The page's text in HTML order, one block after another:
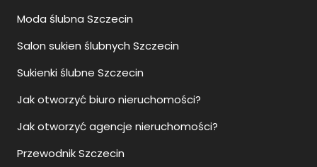
Moda ślubna Szczecin
Salon sukien ślubnych Szczecin
Sukienki ślubne Szczecin
Jak otworzyć biuro nieruchomości?
Jak otworzyć agencje nieruchomości?
Przewodnik Szczecin